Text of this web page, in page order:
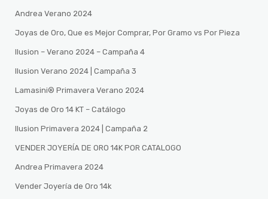
Andrea Verano 2024
Joyas de Oro, Que es Mejor Comprar, Por Gramo vs Por Pieza
Ilusion – Verano 2024 – Campaña 4
Ilusion Verano 2024 | Campaña 3
Lamasini®️ Primavera Verano 2024
Joyas de Oro 14 KT – Catálogo
Ilusion Primavera 2024 | Campaña 2
VENDER JOYERÍA DE ORO 14K POR CATALOGO
Andrea Primavera 2024
Vender Joyería de Oro 14k